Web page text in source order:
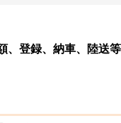
登録、納車、陸送